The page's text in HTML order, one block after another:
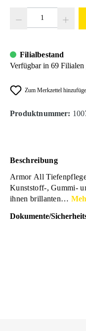
Filialbestand
Verfügbar in 69 Filialen
Zum Merkzettel
Produktnummer:
Beschreibung
Armor All
Kunststoff-, Gummi-
ihnen brillanten…
Dokumente/